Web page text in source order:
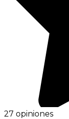
27 opiniones